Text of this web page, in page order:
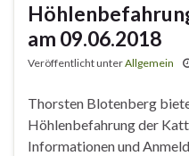
am 09.06.2018
Veröffentlicht unterAllgemein
Thorsten Blotenberg
Höhlenbefahrung der
Informationen und